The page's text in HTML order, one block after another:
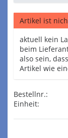
Artikel ist
aktuell kein
beim
also sein,
Artikel wie
Bestellnr.:
Einheit: